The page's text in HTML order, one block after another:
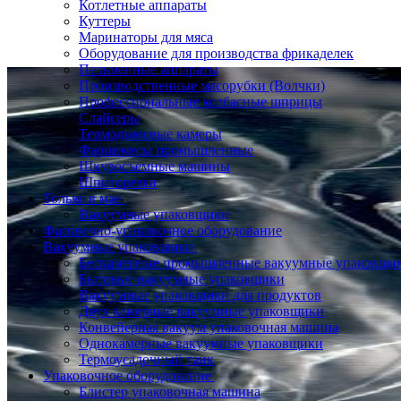
Котлетные аппараты
Куттеры
Маринаторы для мяса
Оборудование для производства фрикаделек
Пельменные аппараты
Производственные мясорубки (Волчки)
Профессиональные колбасные шприцы
Слайсеры
Термодымовые камеры
Фаршемесы промышленные
Шкуросъемные машины
Шпигорезки
Только в мае
Вакуумные упаковщики
Фасовочно-упаковочное оборудование
Вакуумные упаковщики
Бескамерные промышленные вакуумные
Бытовые вакуумные упаковщики
Вакуумные упаковщики для продуктов
Двух камерные вакуумные упаковщики
Конвейерная вакуум упаковочная машина
Однокамерные вакуумные упаковщики
Термоусадочный танк
Упаковочное оборудование
Блистер упаковочная машина